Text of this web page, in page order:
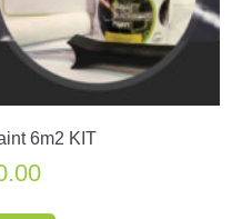
6m2 KIT